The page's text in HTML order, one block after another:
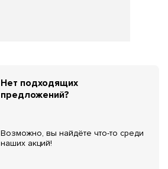
Нет подходящих
предложений?
Возможно, вы найдёте что-то среди
наших акций!